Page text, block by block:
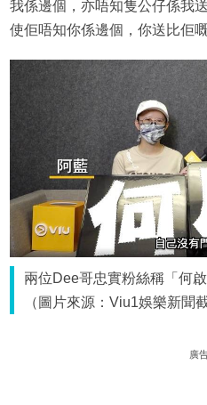
我係邊個，亦唔知隻公仔係我
使佢唔知你係邊個，你送比佢
兩位Dee哥忠實粉絲稱「何
（圖片來源：Viu1娛樂新聞
廣